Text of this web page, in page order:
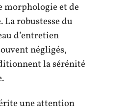
morphologie et de
robustesse du
d’entretien
négligés,
la sérénité
une attention